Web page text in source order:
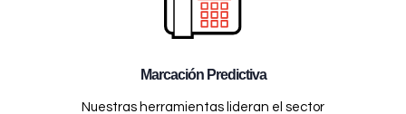
Marcación Predictiva
Nuestras herramientas lideran el sector